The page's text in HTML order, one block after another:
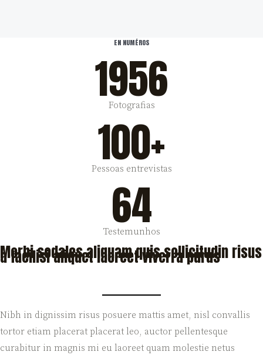
EN NUMÉROS
1956
Fotografias
100+
Pessoas entrevistas
64
Testemunhos
Morbi sodales aliquam quis sollicitudin risus
a facilisi aliquet laoreet viverra purus
Nibh in dignissim risus posuere mattis amet, nisl convallis
tortor etiam placerat placerat leo, auctor pellentesque
curabitur in magnis mi eu laoreet quam molestie netus